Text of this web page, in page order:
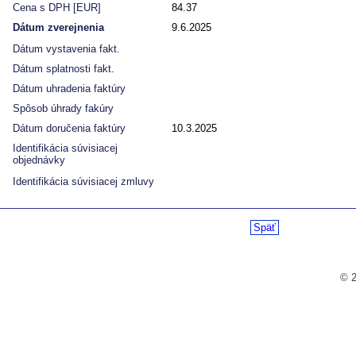
Cena s DPH [EUR]
84.37
Dátum zverejnenia
9.6.2025
Dátum vystavenia fakt.
Dátum splatnosti fakt.
Dátum uhradenia faktúry
Spôsob úhrady fakúry
Dátum doručenia faktúry
10.3.2025
Identifikácia súvisiacej
objednávky
Identifikácia súvisiacej zmluvy
Späť
©